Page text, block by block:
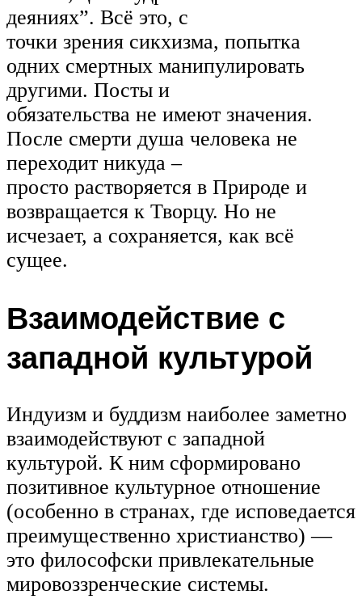
деяниях”. Всё это, с
точки зрения сикхизма, попытка
одних смертных манипулировать
другими. Посты и
обязательства не имеют значения.
После смерти душа человека не
переходит никуда –
просто растворяется в Природе и
возвращается к Творцу. Но не
исчезает, а сохраняется, как всё
сущее.
Взаимодействие с
западной культурой
Индуизм и буддизм наиболее заметно
взаимодействуют с западной
культурой. К ним сформировано
позитивное культурное отношение
(особенно в странах, где исповедается
преимущественно христианство) —
это философски привлекательные
мировоззренческие системы.